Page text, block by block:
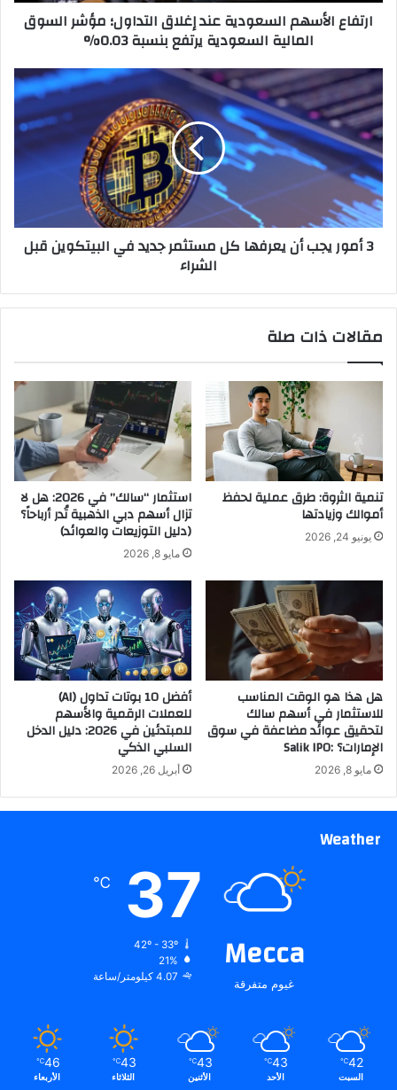
السعودية
0.03%
ارتفاع الأسهم السعودية عند إغلاق التداول؛ مؤشر السوق
المالية السعودية يرتفع بنسبة 0.03%
3
أمور
يجب
أن
يعرفها
كل
مستثمر
جديد
في
البيتكوين
3 أمور يجب أن يعرفها كل مستثمر جديد في البيتكوين قبل
الشراء
مقالات ذات صلة
تنمية الثروة: طرق عملية لحفظ
أموالك وزيادتها
يونيو 24, 2026
استثمار “سالك” في 2026: هل لا
تزال أسهم دبي الذهبية تُدر أرباحاً؟
(دليل التوزيعات والعوائد)
مايو 8, 2026
هل هذا هو الوقت المناسب
للاستثمار في أسهم سالك
لتحقيق عوائد مضاعفة في سوق
الإمارات؟ :Salik IPO
مايو 8, 2026
أفضل 10 بوتات تداول (AI)
للعملات الرقمية والأسهم
للمبتدئين في 2026: دليل الدخل
السلبي الذكي
أبريل 26, 2026
Weather
Mecca
غيوم متفرقة
37
℃
42º - 33º
21%
4.07 كيلومتر/ساعة
42
℃
السبت
43
℃
الأحد
43
℃
الأثنين
43
℃
الثلاثاء
46
℃
الأربعاء